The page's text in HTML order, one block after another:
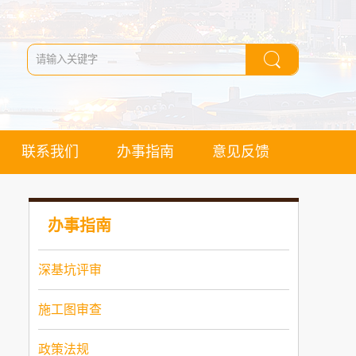
联系我们 办事指南 意见反馈
办事指南
深基坑评审
施工图审查
政策法规